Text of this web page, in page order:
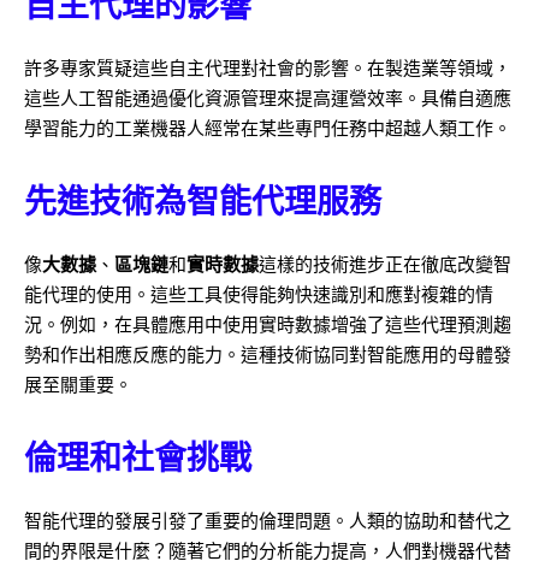
自主代理的影響
許多專家質疑這些自主代理對社會的影響。在製造業等領域，
這些人工智能通過優化資源管理來提高運營效率。具備自適應
學習能力的工業機器人經常在某些專門任務中超越人類工作。
先進技術為智能代理服務
像大數據、 區塊鏈和實時數據這樣的技術進步正在徹底改變智
能代理的使用。這些工具使得能夠快速識別和應對複雜的情
況。例如，在具體應用中使用實時數據增強了這些代理預測趨
勢和作出相應反應的能力。這種技術協同對智能應用的母體發
展至關重要。
倫理和社會挑戰
智能代理的發展引發了重要的倫理問題。人類的協助和替代之
間的界限是什麼？隨著它們的分析能力提高，人們對機器代替